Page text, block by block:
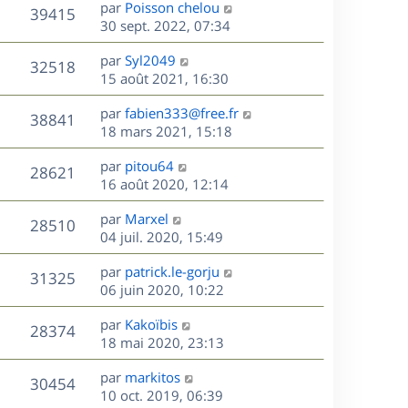
s
n
i
e
r
m
e
s
s
a
g
e
39415V
u
e
D
e
r
n
i
e
r
m
e
s
s
a
g
e
par Poisson chelou
30 sept. 2022, 07:34
32518V
u
D
e
r
n
i
e
r
m
e
s
s
a
g
e
par Syl2049
15 août 2021, 16:30
38841
u
s
D
e
r
n
i
e
r
m
e
s
s
a
g
e
par fabien333@free.fr
18 mars 2021, 15:18
28621
u
D
e
r
n
i
e
r
m
e
s
s
a
g
e
par pitou64
16 août 2020, 12:14
28510V
u
D
e
r
n
i
e
r
m
e
s
s
par Marxel
04 juil. 2020, 15:49
31325V
u
D
e
r
n
i
e
r
m
par patrick.le-gorju
06 juin 2020, 10:22
28374V
u
D
e
r
n
i
par Kakoïbis
18 mai 2020, 23:13
30454V
D
e
par markitos
10 oct. 2019, 06:39